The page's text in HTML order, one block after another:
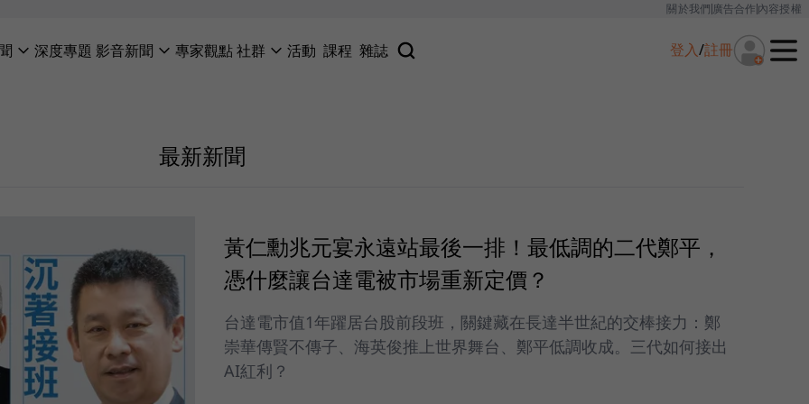
關於我們廣告合作內容授權
深度專題 影音新聞 專家觀點社群 活動 課程 雜誌 登入/註冊
最新新聞
黃仁勳兆元宴永遠站最後一排！最低調的二代鄭平，
憑什麼讓台達電被市場重新定價？
台達電市值1年躍居台股前段班，關鍵藏在長達半世紀的交棒接力：鄭
崇華傳賢不傳子、海英俊推上世界舞台、鄭平低調收成。三代如何接出
AI紅利？